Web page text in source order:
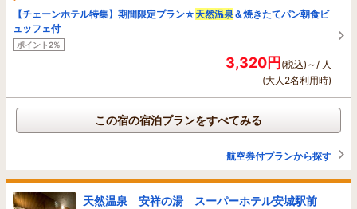
【チェーンホテル特集】期間限定プラン☆ 天然温泉 ＆焼きたてパン朝食ビ
ュッフェ付
ポイント2%
3,320円(税込)～/ 人
(大人2名利用時)
この宿の宿泊プランをすべてみる
航空券付プランから探す
天然温泉 安祥の湯 スーパーホテル安城駅前